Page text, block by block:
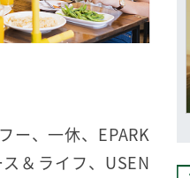
ー、一休、EPARK
＆ライフ、USEN